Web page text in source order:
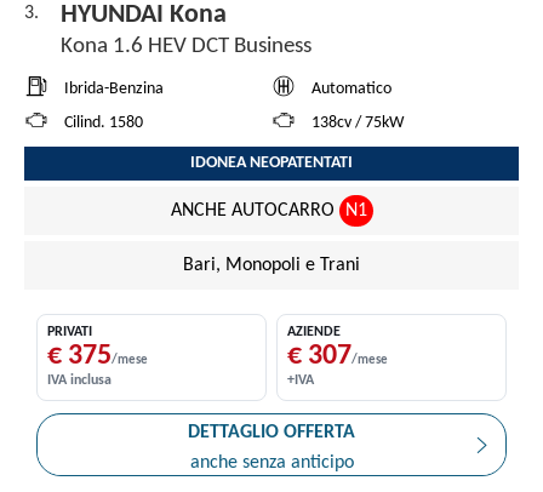
3. HYUNDAI Kona
Kona 1.6 HEV DCT Business
Ibrida-Benzina
Automatico
Cilind. 1580
138cv / 75kW
IDONEA NEOPATENTATI
ANCHE AUTOCARRO N1
Bari, Monopoli e Trani
PRIVATI
€ 375/mese
IVA inclusa
AZIENDE
€ 307/mese
+IVA
DETTAGLIO OFFERTA
anche senza anticipo